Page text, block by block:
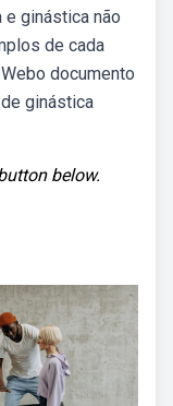
ginástica não
de cada
documento
ginástica
below.